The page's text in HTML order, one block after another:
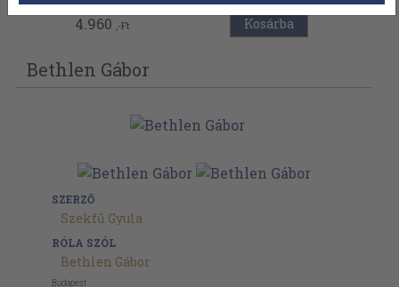
4.960 ,-Ft Kosárba
Bethlen Gábor
SZERZŐ
Szekfű Gyula
RÓLA SZÓL
Bethlen Gábor
Budapest